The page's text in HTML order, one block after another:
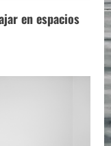
en espacios